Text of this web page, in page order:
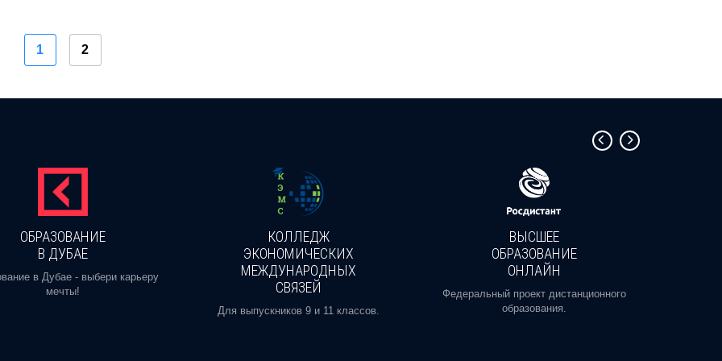
1 2
ОБРАЗОВАНИЕ
В ДУБАЕ
в Дубае - выбери карьеру
мечты!
КОЛЛЕДЖ
ЭКОНОМИЧЕСКИХ
МЕЖДУНАРОДНЫХ
СВЯЗЕЙ
Для выпускников 9 и 11 классов.
ВЫСШЕЕ
ОБРАЗОВАНИЕ
ОНЛАЙН
Федеральный проект дистанционного
образования.